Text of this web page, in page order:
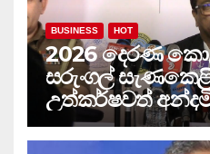
BUSINESS HOT
2026 දෙරණ
සරුංගල්
උත්කර්ෂවත්